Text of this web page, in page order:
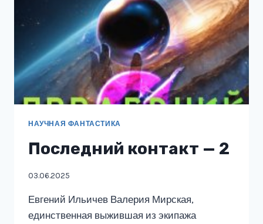
НАУЧНАЯ ФАНТАСТИКА
Последний контакт — 2
03.06.2025
Евгений Ильичев Валерия Мирская,
единственная выжившая из экипажа